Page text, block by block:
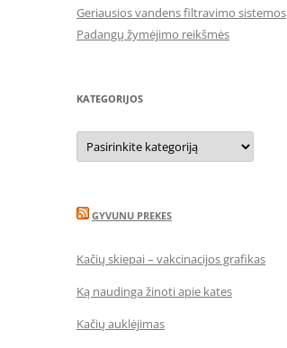
Geriausios vandens filtravimo sistemos
Padangų žymėjimo reikšmės
KATEGORIJOS
Kategorijos
GYVUNU PREKES
Kačių skiepai – vakcinacijos grafikas
Ką naudinga žinoti apie kates
Kačių auklėjimas